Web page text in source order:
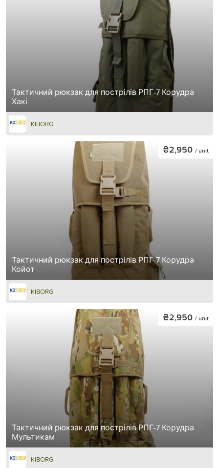
Тактичний рюкзак для пострілів РПГ-7 Корудра
Хакі
KIBORG
Тактичний рюкзак для пострілів РПГ-7 Корудра
Койот
₴2,950 / unit
KIBORG
Тактичний рюкзак для пострілів РПГ-7 Корудра
Мультикам
₴2,950 / unit
KIBORG